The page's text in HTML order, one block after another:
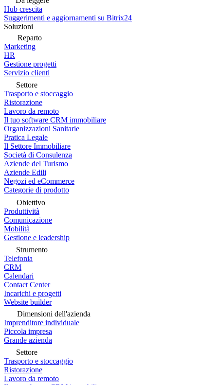
Hub crescita
Suggerimenti e aggiornamenti su Bitrix24
Soluzioni
Reparto
Marketing
HR
Gestione progetti
Servizio clienti
Settore
Trasporto e stoccaggio
Ristorazione
Lavoro da remoto
Il tuo software CRM immobiliare
Organizzazioni Sanitarie
Pratica Legale
Il Settore Immobiliare
Società di Consulenza
Aziende del Turismo
Aziende Edili
Negozi ed eCommerce
Categorie di prodotto
Obiettivo
Produttività
Comunicazione
Mobilità
Gestione e leadership
Strumento
Telefonia
CRM
Calendari
Contact Center
Incarichi e progetti
Website builder
Dimensioni dell'azienda
Imprenditore individuale
Piccola impresa
Grande azienda
Settore
Trasporto e stoccaggio
Ristorazione
Lavoro da remoto